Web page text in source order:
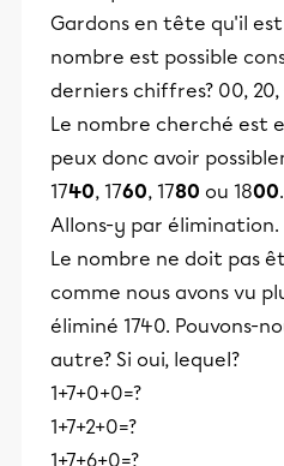
Gardons en tête qu'il est
nombre est possible
derniers chiffres? 00,
Le nombre cherché est
peux donc avoir
1740, 1760, 1780 ou 1800.
Allons-y par élimination.
Le nombre ne doit pas
comme nous avons vu
éliminé 1740. Pouvons-
autre? Si oui, lequel?
1+7+0+0=?
1+7+2+0=?
1+7+6+0=?